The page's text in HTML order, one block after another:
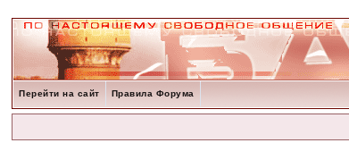
Перейти на сайт Правила Форума